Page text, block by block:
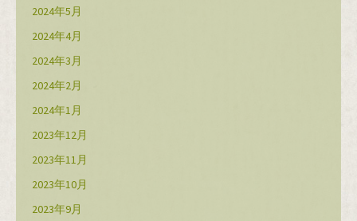
2024年5月
2024年4月
2024年3月
2024年2月
2024年1月
2023年12月
2023年11月
2023年10月
2023年9月